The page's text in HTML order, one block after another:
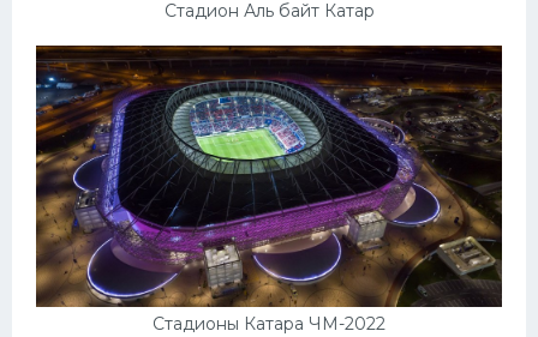
Стадион Аль байт Катар
Стадионы Катара ЧМ-2022